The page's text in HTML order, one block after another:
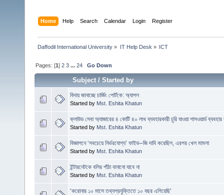
Home Help Search Calendar Login Register
Daffodil International University » IT Help Desk » ICT
Pages: [1]2 3 ...24 Go Down
Subject/Started by
বিদায় জানাচ্ছে চার্জিং পোর্টকে: অ্যাপল
Started by Mst. Eshita Khatun
ক্লাউড সেবা অ্যাজারের ৪ কোটি ৪০ লাখ ব্যবহারকারী চুরি যাওয়া পাসওয়ার্ড
Started by Mst. Eshita Khatun
বিজ্ঞাপনে ‘সবচেয়ে নির্ভরযোগ্য’ ফাইভ–জি দাবি করেছিল, এরপর খেল মামলা
Started by Mst. Eshita Khatun
ইন্টারনেটকে বলির পাঁঠা বানানো যাবে না
Started by Mst. Eshita Khatun
‘করোনার ১০ মাসে তথ্যপ্রযুক্তিতে ১০ বছর এগিয়েছি’